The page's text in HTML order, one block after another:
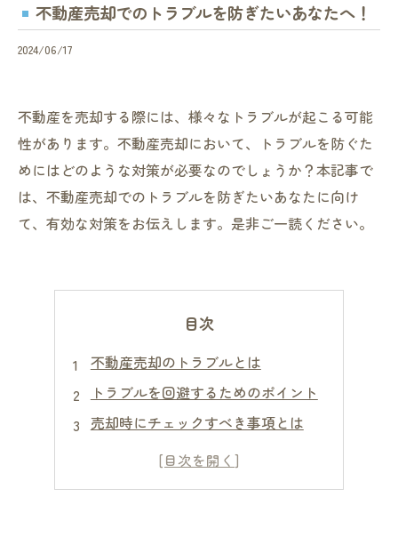
不動産売却でのトラブルを防ぎたいあなたへ！
2024/06/17
不動産を売却する際には、様々なトラブルが起こる可能
性があります。不動産売却において、トラブルを防ぐた
めにはどのような対策が必要なのでしょうか？本記事で
は、不動産売却でのトラブルを防ぎたいあなたに向け
て、有効な対策をお伝えします。是非ご一読ください。
目次
不動産売却のトラブルとは
トラブルを回避するためのポイント
売却時にチェックすべき事項とは
売却前に行っておくべき準備とは